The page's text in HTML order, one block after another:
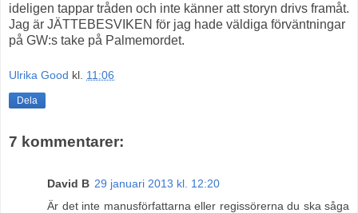
ideligen tappar tråden och inte känner att storyn drivs framåt.
Jag är JÄTTEBESVIKEN för jag hade väldiga förväntningar
på GW:s take på Palmemordet.
Ulrika Good kl. 11:06
Dela
7 kommentarer:
David B 29 januari 2013 kl. 12:20
Är det inte manusförfattarna eller regissörerna du ska såga